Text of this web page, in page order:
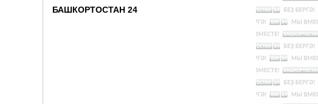
БАШКОРТОСТАН 24